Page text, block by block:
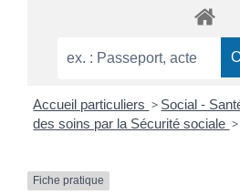
Accueil particuliers > Social -
des soins par la Sécurité sociale >
Fiche pratique